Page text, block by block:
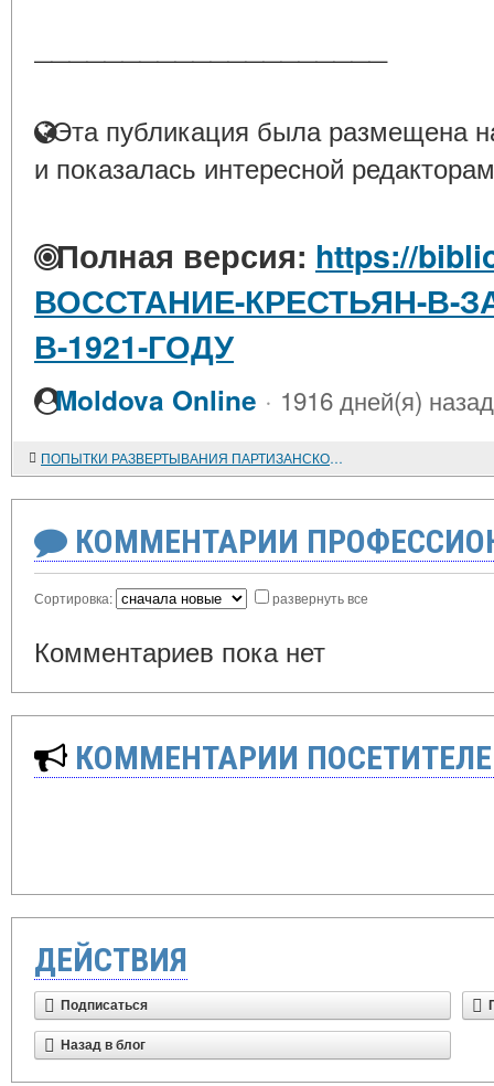
Эта публикация была размещена
и показалась интересной
Полная версия: https://
ВОССТАНИЕ-КРЕСТЬЯН-В-
В-1921-ГОДУ
Moldova Online · 1916 дней(я) назад
ПОПЫТКИ РАЗВЕРТЫВАНИЯ ПАРТИЗАНСКОГО ДВИЖЕНИЯ В ИСПАНИИ (1944 - 1948 гг.)
КОММЕНТАРИИ
Сортировка: развернуть все
Комментариев пока нет
КОММЕНТАРИИ
ДЕЙСТВИЯ
Подписаться
Назад в блог